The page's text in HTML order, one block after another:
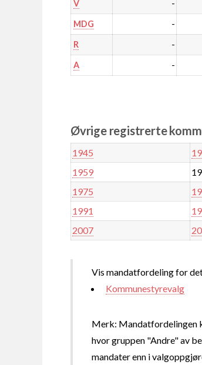
V -
MDG -
R -
A -
Øvrige registrerte
1945
1959
1975
1991
2007
Vis mandatfordeling for
Kommunestyrevalg
Merk: Mandatfordelingen
hvor gruppen "Andre" av
mandater enn i